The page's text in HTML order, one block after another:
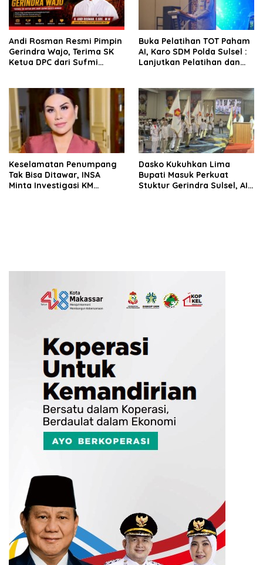
Andi Rosman Resmi Pimpin
Gerindra Wajo, Terima SK
Ketua DPC dari Sufmi
Buka Pelatihan TOT Paham
AI, Karo SDM Polda Sulsel :
Lanjutkan Pelatihan dan
Keselamatan Penumpang
Tak Bisa Ditawar, INSA
Minta Investigasi KM
Dasko Kukuhkan Lima
Bupati Masuk Perkuat
Stuktur Gerindra Sulsel, AIA